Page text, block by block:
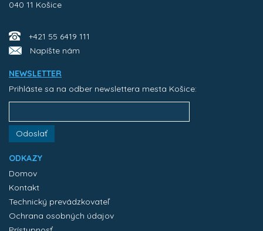
040 11 Košice
+421 55 6419 111
Napíšte nám
NEWSLETTER
Prihláste sa na odber newslettera mesta Košice:
Odoslať
ODKAZY
Domov
Kontakt
Technický prevádzkovateľ
Ochrana osobných údajov